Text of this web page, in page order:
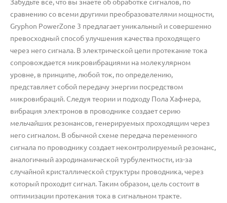
Забудьте все, что вы знаете об обработке сигналов, по
сравнению со всеми другими преобразователями мощности,
Gryphon PowerZone 3 предлагает уникальный и совершенно
превосходный способ улучшения качества проходящего
через него сигнала. В электрической цепи протекание тока
сопровождается микровибрациями на молекулярном
уровне, в принципе, любой ток, по определению,
представляет собой передачу энергии посредством
микровибраций. Следуя теории и подходу Пола Хафнера,
вибрация электронов в проводнике создает серию
мельчайших резонансов, генерируемых проходящим через
него сигналом. В обычной схеме передача переменного
сигнала по проводнику создает неконтролируемый резонанс,
аналогичный аэродинамической турбулентности, из-за
случайной кристаллической структуры проводника, через
который проходит сигнал. Таким образом, цель состоит в
оптимизации протекания тока в сигнальном тракте.